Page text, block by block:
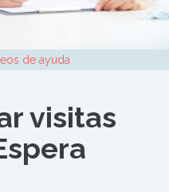
de ayuda
visitas